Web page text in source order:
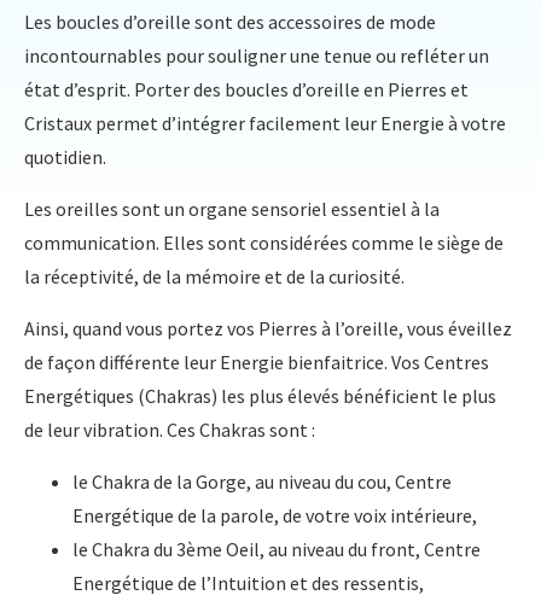
Les boucles d’oreille sont des accessoires de mode
incontournables pour souligner une tenue ou refléter un
état d’esprit. Porter des boucles d’oreille en Pierres et
Cristaux permet d’intégrer facilement leur Energie à votre
quotidien.
Les oreilles sont un organe sensoriel essentiel à la
communication. Elles sont considérées comme le siège de
la réceptivité, de la mémoire et de la curiosité.
Ainsi, quand vous portez vos Pierres à l’oreille, vous éveillez
de façon différente leur Energie bienfaitrice. Vos Centres
Energétiques (Chakras) les plus élevés bénéficient le plus
de leur vibration. Ces Chakras sont :
le Chakra de la Gorge, au niveau du cou, Centre
Energétique de la parole, de votre voix intérieure,
le Chakra du 3ème Oeil, au niveau du front, Centre
Energétique de l’Intuition et des ressentis,